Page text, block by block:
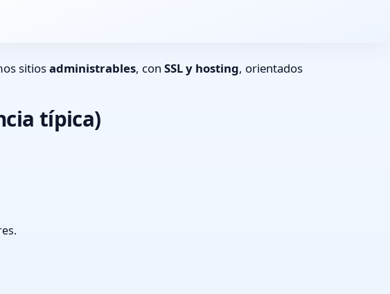
sitiosadministrables, con SSL y hosting, orientados
típica)